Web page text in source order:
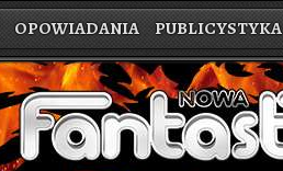
OPOWIADANIA PUBLICYSTYKA